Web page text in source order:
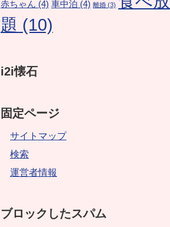
赤ちゃん (4) 車中泊 (4) 離婚 (3)
題 (10)
i2i懐石
固定ページ
サイトマップ
検索
運営者情報
ブロックしたスパム